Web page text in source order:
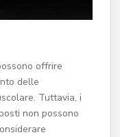
offrire
delle
Tuttavia, i
non possono